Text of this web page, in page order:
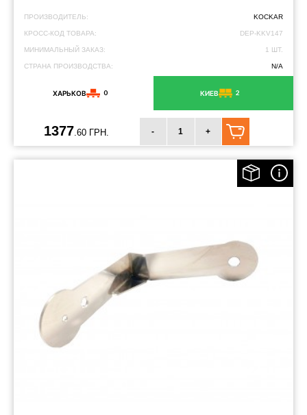
ПРОИЗВОДИТЕЛЬ: KOCKAR
КРОСС-КОД ТОВАРА: DEP-KKV147
МИНИМАЛЬНЫЙ ЗАКАЗ: 1 ШТ.
СТРАНА ПРОИЗВОДСТВА: N/A
ХАРЬКОВ 0 КИЕВ 2
1377 .60 ГРН. - +